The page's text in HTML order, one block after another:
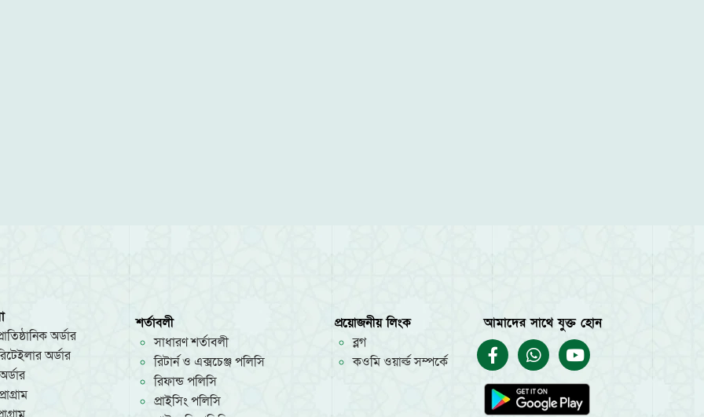
অর্ডার
অর্ডার
শর্তাবলী
সাধারণ শর্তাবলী
রিটার্ন ও এক্সচেঞ্জ পলিসি
রিফান্ড পলিসি
প্রাইসিং পলিসি
প্রয়োজনীয় লিংক
ব্লগ
কওমি ওয়ার্ল্ড সম্পর্কে
আমাদের সাথে যুক্ত হোন